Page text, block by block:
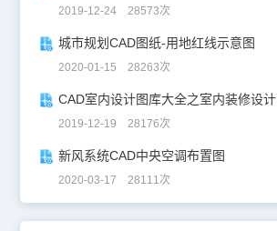
2019-12-24 28573次
城市规划CAD图纸-用地红线示意图
2020-01-15 28263次
CAD室内设计图库大全之室内装修设计
2019-12-19 28176次
新风系统CAD中央空调布置图
2020-03-17 28111次